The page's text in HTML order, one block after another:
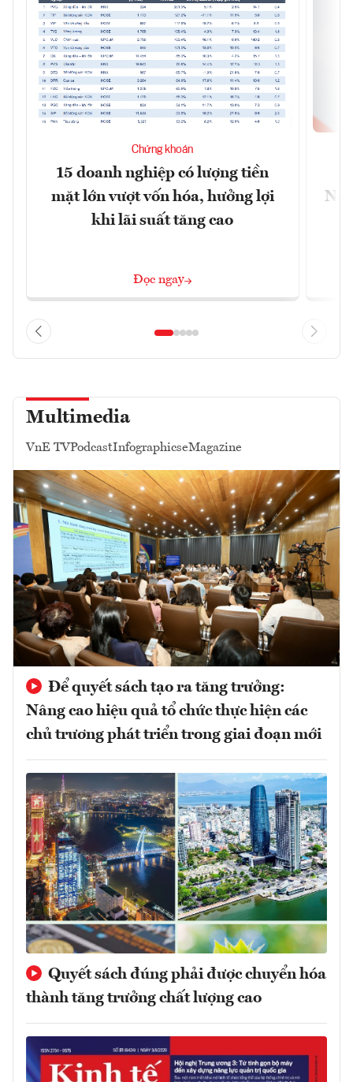
Chứng khoán
15 doanh nghiệp có lượng tiền
mặt lớn vượt vốn hóa, hưởng lợi
khi lãi suất tăng cao
Đọc ngay
Multimedia
VnE TVPodcastInfographicseMagazine
Để quyết sách tạo ra tăng trưởng:
Nâng cao hiệu quả tổ chức thực hiện các
chủ trương phát triển trong giai đoạn mới
Quyết sách đúng phải được chuyển hóa
thành tăng trưởng chất lượng cao